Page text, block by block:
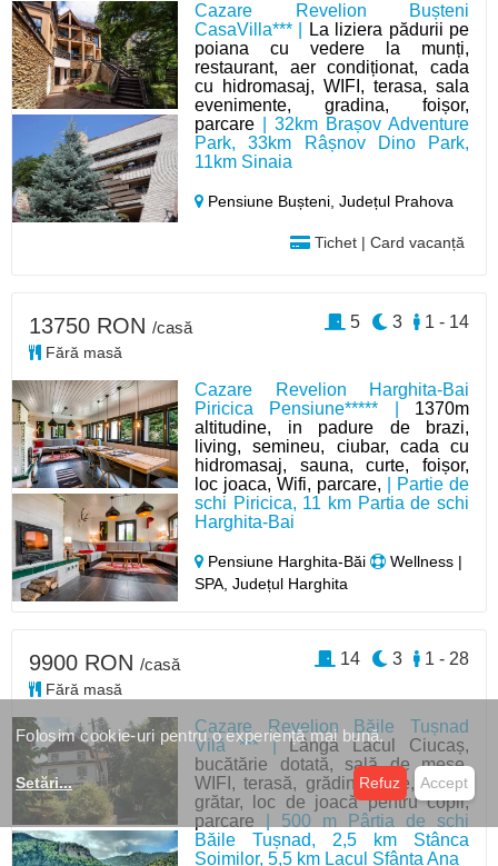
Cazare Revelion Bușteni
CasaVilla*** |
La liziera pădurii pe
poiana cu vedere la munți,
restaurant, aer condiționat, cada
cu hidromasaj, WIFI, terasa, sala
evenimente, gradina, foișor,
parcare | 32km Brașov Adventure
Park, 33km Râșnov Dino Park,
11km Sinaia
Pensiune Bușteni,Județul Prahova
Tichet | Card vacanță
Cazare Revelion Harghita-Bai
Piricica Pensiune***** | 1370m
altitudine, in padure de brazi,
living, semineu, ciubar, cada cu
hidromasaj, sauna, curte, foișor,
loc joaca, Wifi, parcare, | Partie de
schi Piricica, 11 km Partia de schi
Harghita-Bai
Pensiune Harghita-Băi
Wellness |
SPA, Județul Harghita
13750 RON /casă
Fără masă
1 - 14
3
5
Cazare Revelion Băile Tușnad
Vilă *** |Lângă Lacul Ciucaș,
bucătărie dotată, sală de mese,
WIFI, terasă, grădină-curte, foișor,
grătar, loc de joacă pentru copii,
parcare | 500 m Pârtia de schi
Băile Tușnad, 2,5 km Stânca
Șoimilor, 5,5 km Lacul Sfânta Ana
9900 RON /casă
Fără masă
1 - 28
3
14
Folosim cookie-uri pentru o experiență mai bună.
Setări... Refuz Accept